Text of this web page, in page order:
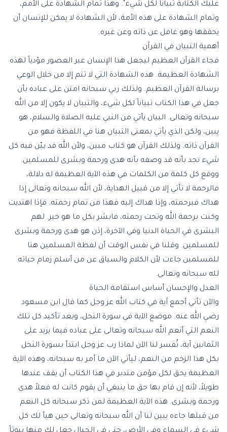
عليك الكتابة تبياناً لكل شيء". وهذا تمام الشهادة على الأمم،
وتمام الشهادة على هذه الأمة، لأن الشهادة لا يمكن للإنسان أن
يحققها وهو غافل عن ذاته وعن غيره.
أهمية التبيان في القرآن
فجاء القرآن العظيم ليجعل هذا الإنسان عبر العصور مؤدياً لهذه
الشهادة العظيمة. هذه الشهادة التي لا تتم إلا من خلال الوعي
برسالة القرآن العظيم. ولذلك ربي سبحانه امتن على عباده بأن
جعل في هذا الكتاب تبياناً لكل شيء، والتبيان لا يكون إلا من الله
سبحانه وتعالى. البيان يأتي من النبي عليه الصلاة والسلام، هو
يبين، ولكن الذي يأتي بمعنى التبيان هنا في اللفظة فهو من
القرآن ذاته. ولذلك القرآن هو كتاب مبين، ولأن الله قد بيّن فيه كل
شيء نجد بأنه قد وصفه بأنه هدى ورحمة وبشرى للمسلمين.
ووقع كل كلمة من الكلمات في هذه الآية العظيمة له دلالة،
فالرحمة لا تأتي إلا من قبيل الهداية، لأن الله سبحانه وتعالى إذا
هداك فبرحمته، وإذا هداك إليه فهذا من تمام رحمته. فإذا اهتديت
وكنت برحمة الله وتحت رحمته، فابشر بكل ما هو خير. لهم
البشرى في الحياة الدنيا وفي الآخرة، إذن هو هدى ورحمة وبشرى
للمسلمين. وقلنا في نفس الوقت أن لفظة المسلمين هنا
للمسلمين جاءت لأن الكلام والسياق عن من أسلم زمام حياته
لله سبحانه وتعالى.
العدل والإحسان أساس استقامة الحياة
والآن تأتي أجمع آية في كتاب الله عز وجل كما قال ابن مسعود
رضي الله عنه. موضع الآية في سورة النحل، وبعد تأكيد كل تلك
النعم التي أنعم الله سبحانه وتعالى على عباده فيما يزيد على
الثمانين آية، تُفسر لنا الآن لماذا رب عز وجل ابتدأ بسورة النحل
بكل هذا الزخم من النعم، ليأتي الآن ما أمر به سبحانه، وهذه الآية
العظيمة يحق لكل مؤمن متدبر في هذا الكتاب أن يقف عندها
طويلاً، لأنه إن قام بها حق ما ينبغي أن يقوم كانت له فعلاً هدى
ورحمة وبشرى. هذه الآية العظيمة لمن ذكر سبحانه كل النعم
من قبلها جاءه يبين لنا أن الله سبحانه وتعالى حين هيأ لك كل